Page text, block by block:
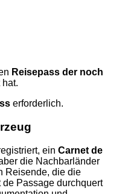
Reisepass der noch
erforderlich.
ein Carnet de
die Nachbarländer
Reisende, die die
Passage durchquert